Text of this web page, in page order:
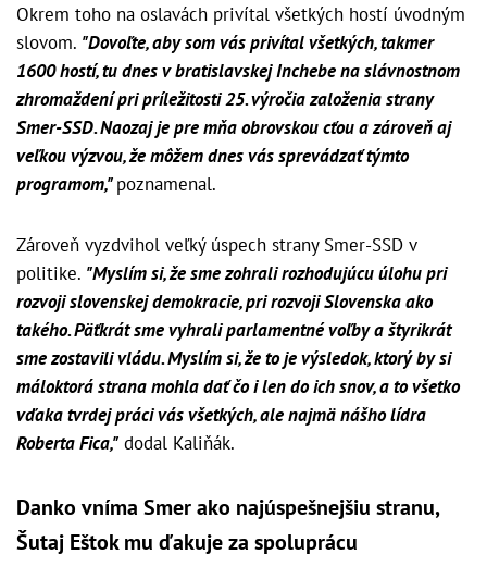
Okrem toho na oslavách privítal všetkých hostí úvodným
slovom. "Dovoľte, aby som vás privítal všetkých, takmer
1600 hostí, tu dnes v bratislavskej Inchebe na slávnostnom
zhromaždení pri príležitosti 25. výročia založenia strany
Smer-SSD. Naozaj je pre mňa obrovskou cťou a zároveň aj
veľkou výzvou, že môžem dnes vás sprevádzať týmto
programom,"poznamenal.
Zároveň vyzdvihol veľký úspech strany Smer-SSD v
politike. "Myslím si, že sme zohrali rozhodujúcu úlohu pri
rozvoji slovenskej demokracie, pri rozvoji Slovenska ako
takého. Päťkrát sme vyhrali parlamentné voľby a štyrikrát
sme zostavili vládu. Myslím si, že to je výsledok, ktorý by si
máloktorá strana mohla dať čo i len do ich snov, a to všetko
vďaka tvrdej práci vás všetkých, ale najmä nášho lídra
Roberta Fica," dodal Kaliňák.
Danko vníma Smer ako najúspešnejšiu stranu,
Šutaj Eštok mu ďakuje za spoluprácu